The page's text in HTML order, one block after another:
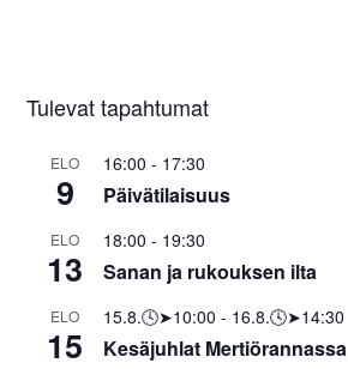
Tulevat tapahtumat
ELO
9
16:00 - 17:30
Päivätilaisuus
ELO
13
18:00 - 19:30
Sanan ja rukouksen ilta
ELO
15
15.8.🕓➤10:00 - 16.8.🕓➤14:30
Kesäjuhlat Mertiörannassa